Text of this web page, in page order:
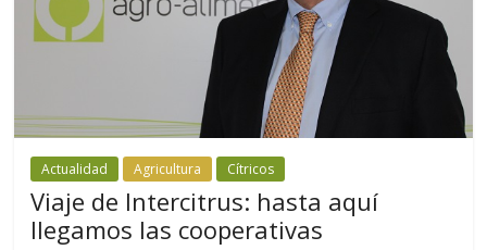
Actualidad Agricultura Cítricos
Viaje de Intercitrus: hasta aquí
llegamos las cooperativas